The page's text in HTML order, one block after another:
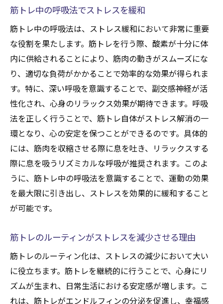
筋トレ中の呼吸法でストレスを緩和
筋トレ中の呼吸法は、ストレス緩和において非常に重要
な役割を果たします。筋トレを行う際、酸素が十分に体
内に供給されることにより、筋肉の動きがスムーズにな
り、適切な負荷がかかることで効率的な効果が得られま
す。特に、深い呼吸を意識することで、副交感神経が活
性化され、心身のリラックス効果が期待できます。呼吸
法を正しく行うことで、筋トレ自体がストレス解消の一
環となり、心の安定を保つことができるのです。具体的
には、筋肉を収縮させる際に息を吐き、リラックスする
際に息を吸うリズミカルな呼吸が推奨されます。このよ
うに、筋トレ中の呼吸法を意識することで、運動の効果
を最大限に引き出し、ストレスを効果的に緩和すること
が可能です。
筋トレのルーティンがストレスを減少させる理由
筋トレのルーティン化は、ストレスの減少において大い
に役立ちます。筋トレを継続的に行うことで、心身にリ
ズムが生まれ、日常生活における安定感が増します。こ
れは、筋トレがエンドルフィンの分泌を促進し、幸福感